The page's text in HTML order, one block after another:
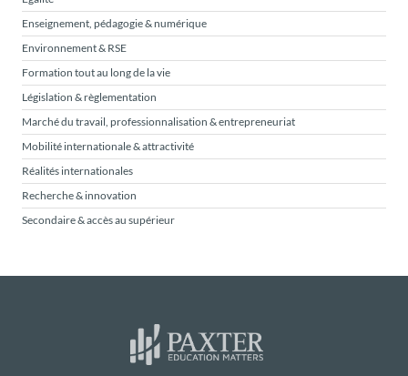
Enseignement, pédagogie & numérique
Environnement & RSE
Formation tout au long de la vie
Législation & règlementation
Marché du travail, professionnalisation & entrepreneuriat
Mobilité internationale & attractivité
Réalités internationales
Recherche & innovation
Secondaire & accès au supérieur